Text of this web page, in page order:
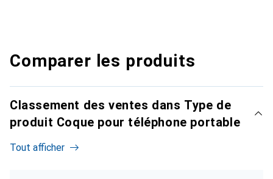
Comparer les produits
Classement des ventes dans Type de
produit Coque pour téléphone portable
Tout afficher